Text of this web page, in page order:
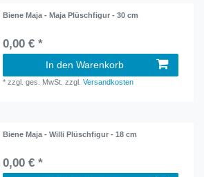
Biene Maja - Maja Plüschfigur - 30 cm
0,00 € *
In den Warenkorb
*zzgl. ges. MwSt. zzgl.Versandkosten
Biene Maja - Willi Plüschfigur - 18 cm
0,00 € *